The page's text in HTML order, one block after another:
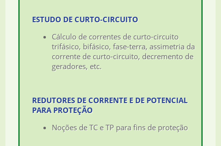
ESTUDO DE CURTO-CIRCUITO
Cálculo de correntes de curto-circuito
trifásico, bifásico, fase-terra, assimetria da
corrente de curto-circuito, decremento de
geradores, etc.
REDUTORES DE CORRENTE E DE POTENCIAL
PARA PROTEÇÃO
Noções de TC e TP para fins de proteção